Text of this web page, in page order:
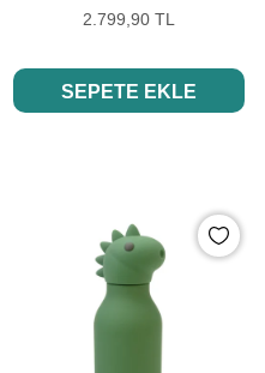
2.799,90 TL
SEPETE EKLE